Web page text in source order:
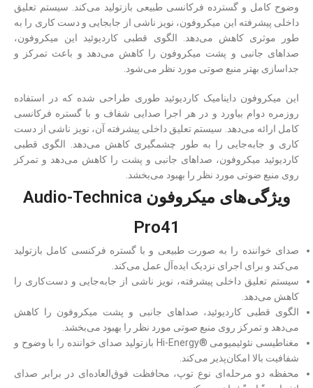
وضوح کامل و گسترده فرکانسی طبیعی بازتولید می‌کند. سیستم تعلیق
داخلی پیشرفته این میکروفون، نویز ناشی از جابجایی و دست کاری را به
طور موثری کاهش می‌دهد. الگوی قطبی کاردیوئید این میکروفون،
صداهای جانبی و پشت میکروفون را کاهش می‌دهد و باعث تمرکز و
جداسازی بهتر منبع صوتی مورد نظر می‌شود.
این میکروفون داینامیک کاردیوئید طوری طراحی شده که در استفاده
روزمره دوام بیاورد و در هر اجرا صدایی شفاف و با گستره فرکانسی
کامل ارائه می‌دهد. سیستم تعلیق داخلی پیشرفته آن، نویز ناشی از دست
کاری و جابه‌جایی را به طور چشمگیری کاهش می‌دهد. الگوی قطبی
کاردیوئید میکروفون، صداهای جانبی و پشت را کاهش می‌دهد و تمرکز
روی منبع ضوتی مورد نظر را بهبود می‌بخشد.
ویژگی‌های میکروفون Audio-Technica
Pro41
صدای خواننده را به صورت طبیعی و با گستره فرکنسی کامل بازتولید
می‌کند و برای اجرای نزدیک ایده‌آل عمل می‌کند.
سیستم تعلیق داخلی پیشرفته، نویز ناشی از جابه‌جایی و دست‌کاری را
کاهش می‌دهد.
الگوی قطبی کاردیوئید، صداهای جانبی و پشت میکروفون را کاهش
می‌دهد و تمرکز روی منبع صوتی مورد نظر را بهبود می‌بخشد.
مغناطیسی نئوئیمیومی ®
Hi-Energy بازتولید صدای خواننده را با وضوح و
شفافیت بالا امکان‌پذیر می‌کند.
محفظه دو مرحله‌ای نوع توپ، محافظت فوق‌العاده‌ای در برابر صدای